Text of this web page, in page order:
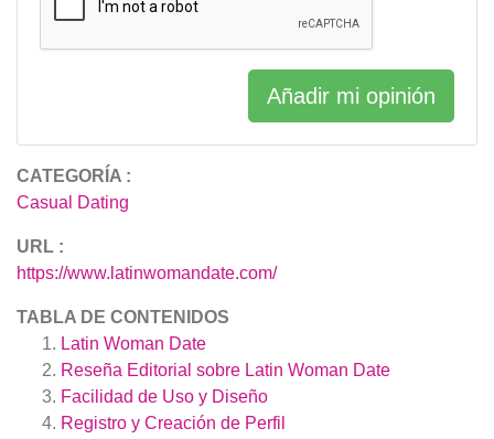
CATEGORÍA :
Casual Dating
URL :
https://www.latinwomandate.com/
TABLA DE CONTENIDOS
Latin Woman Date
Reseña Editorial sobre Latin Woman Date
Facilidad de Uso y Diseño
Registro y Creación de Perfil
Añadir mi opinión